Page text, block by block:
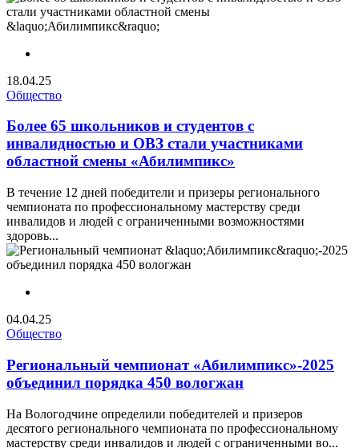
18.04.25
Общество
Более 65 школьников и студентов с
инвалидностью и ОВЗ стали участниками
областной смены «Абилимпикс»
В течение 12 дней победители и призеры регионального
чемпионата по профессиональному мастерству среди
инвалидов и людей с ограниченными возможностями
здоровь...
04.04.25
Общество
Региональный чемпионат «Абилимпикс»-2025
объединил порядка 450 вологжан
На Вологодчине определили победителей и призеров
десятого регионального чемпионата по профессиональному
мастерству среди инвалидов и людей с ограниченными во...